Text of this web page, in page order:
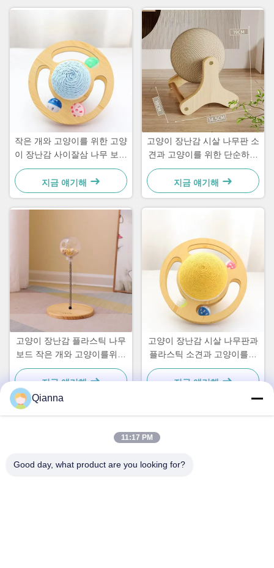
작은 개와 고양이를 위한 고양
이 장난감 사이잘삼 나무 보드
간단하고 실용적인
지금 얘기해
고양이 장난감 시살 나무판 소
견과 고양이를 위한 단순하고
실용적인
지금 얘기해
고양이 장난감 플라스틱 나무
보드 작은 개와 고양이를위한
간단하고 실용적인
지금 얘기해
고양이 장난감 시살 나무판과
플라스틱 소견과 고양이를위
한 간단하고 실용적인
지금 얘기해
Qianna
11:17 PM
Good day, what product are you looking for?